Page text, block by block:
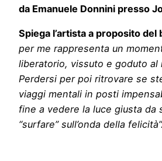
da Emanuele Donnini presso
Spiega l’artista a proposito del
per me rappresenta un
liberatorio, vissuto e goduto al
Perdersi per poi ritrovare se
viaggi mentali in posti
fine a vedere la luce giusta da
“surfare” sull’onda della felicità”.